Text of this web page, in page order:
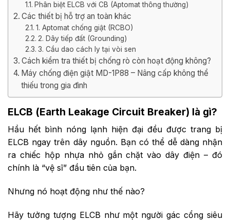
Phân biệt ELCB với CB (Aptomat thông thường)
Các thiết bị hỗ trợ an toàn khác
1. Aptomat chống giật (RCBO)
2. Dây tiếp đất (Grounding)
3. Cầu dao cách ly tại vòi sen
Cách kiểm tra thiết bị chống rò còn hoạt động không?
Máy chống điện giật MD-1P88 – Nâng cấp không thể
thiếu trong gia đình
ELCB (Earth Leakage Circuit Breaker) là gì?
Hầu hết bình nóng lạnh hiện đại đều được trang bị
ELCB ngay trên dây nguồn. Bạn có thể dễ dàng nhận
ra chiếc hộp nhựa nhỏ gắn chặt vào dây điện – đó
chính là “vệ sĩ” đầu tiên của bạn.
Nhưng nó hoạt động như thế nào?
Hãy tưởng tượng ELCB như một người gác cổng siêu